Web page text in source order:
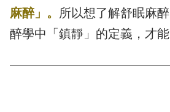
麻醉」。 所以想了解舒眠麻
醉學中「鎮靜」的定義，才能